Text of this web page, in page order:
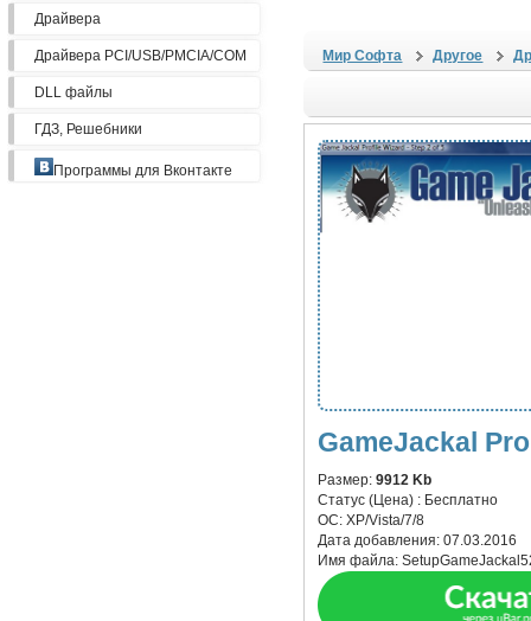
Драйвера
Драйвера PCI/USB/PMCIA/COM
DLL файлы
ГДЗ, Решебники
Программы для Вконтакте
Мир Софта Другое
GameJackal
Размер:9912 Kb
Статус (Цена) : Бесплатно
ОС:XP/Vista/7/8
Дата добавления:07.03.2016
Имя файла: